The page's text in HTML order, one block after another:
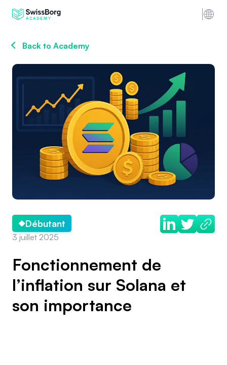
Back to Academy
Débutant
3 juillet 2025
Fonctionnement de
l’inflation sur Solana et
son importance